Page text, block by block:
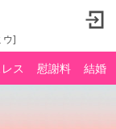
ウ]
ス 慰謝料 結婚